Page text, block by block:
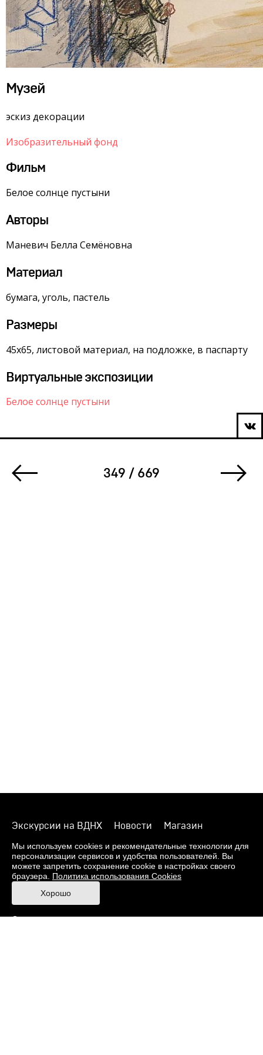
Музей
эскиз декорации
Изобразительный фонд
Фильм
Белое солнце пустыни
Авторы
Маневич Белла Семёновна
Материал
бумага, уголь, пастель
Размеры
45х65, листовой материал, на подложке, в паспарту
Виртуальные экспозиции
Белое солнце пустыни
349 / 669
Экскурсии на ВДНХ Новости
Магазин
О музее
Фонды
Виртуальный музей
Издания
Пресс-центр
Контакты
Правила посещения Музея
Ответы на частые вопросы
Мы используем cookies и рекомендательные технологии для
персонализации сервисов и удобства пользователей. Вы
можете запретить сохранение cookie в настройках своего
браузера. Политика использования Cookies
Хорошо